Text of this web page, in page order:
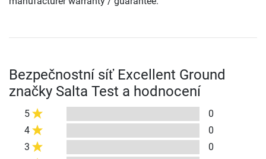
Bezpečnostní síť Excellent Ground
značky Salta Test a hodnocení
5
0
4
0
3
0